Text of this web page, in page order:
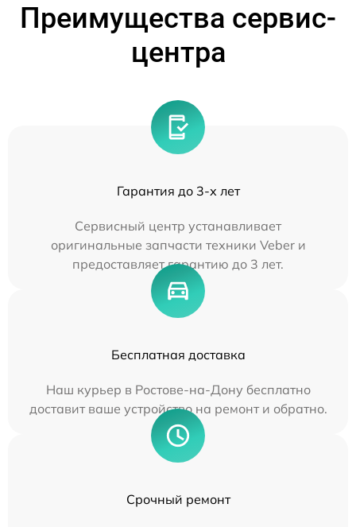
Преимущества сервис-
центра
Гарантия до 3-х лет
Сервисный центр устанавливает
оригинальные запчасти техники Veber и
предоставляет гарантию до 3 лет.
Бесплатная доставка
Наш курьер в Ростове-на-Дону бесплатно
доставит ваше устройство на ремонт и обратно.
Срочный ремонт